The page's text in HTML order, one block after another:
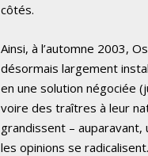
côtés.
Ainsi, à l’automne 2003,
désormais largement
en une solution négociée
voire des traîtres à leur
grandissent –
les opinions se